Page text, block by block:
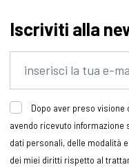
Iscriviti alla
Dopo aver preso
avendo ricevuto informazione
dati personali, delle modalità
dei miei diritti rispetto al